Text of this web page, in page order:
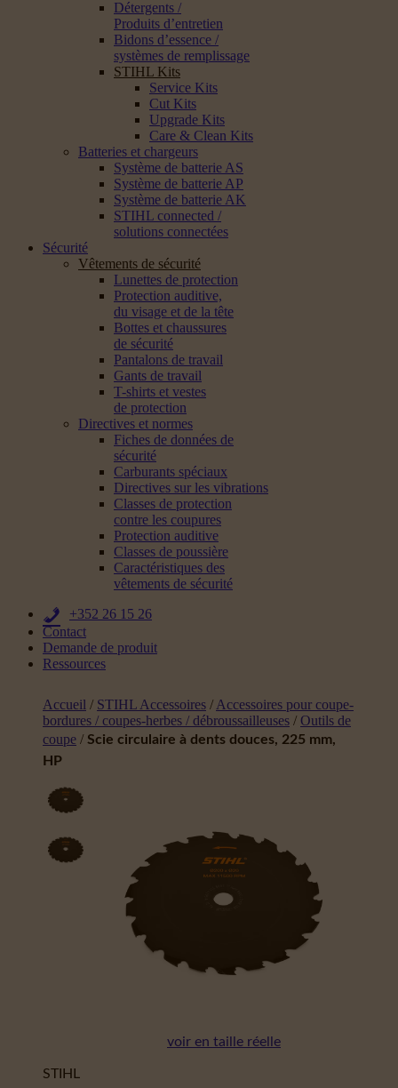
Détergents /
Produits d’entretien
Bidons d’essence /
systèmes de remplissage
STIHL Kits
Service Kits
Cut Kits
Upgrade Kits
Care & Clean Kits
Batteries et chargeurs
Système de batterie AS
Système de batterie AP
Système de batterie AK
STIHL connected /
solutions connectées
Sécurité
Vêtements de sécurité
Lunettes de protection
Protection auditive,
du visage et de la tête
Bottes et chaussures
de sécurité
Pantalons de travail
Gants de travail
T-shirts et vestes
de protection
Directives et normes
Fiches de données de
sécurité
Carburants spéciaux
Directives sur les vibrations
Classes de protection
contre les coupures
Protection auditive
Classes de poussière
Caractéristiques des
vêtements de sécurité
+352 26 15 26
Contact
Demande de produit
Ressources
Accueil / STIHL Accessoires / Accessoires pour coupe-
bordures / coupes-herbes / débroussailleuses / Outils de
coupe / Scie circulaire à dents douces, 225 mm,
HP
voir en taille réelle
STIHL